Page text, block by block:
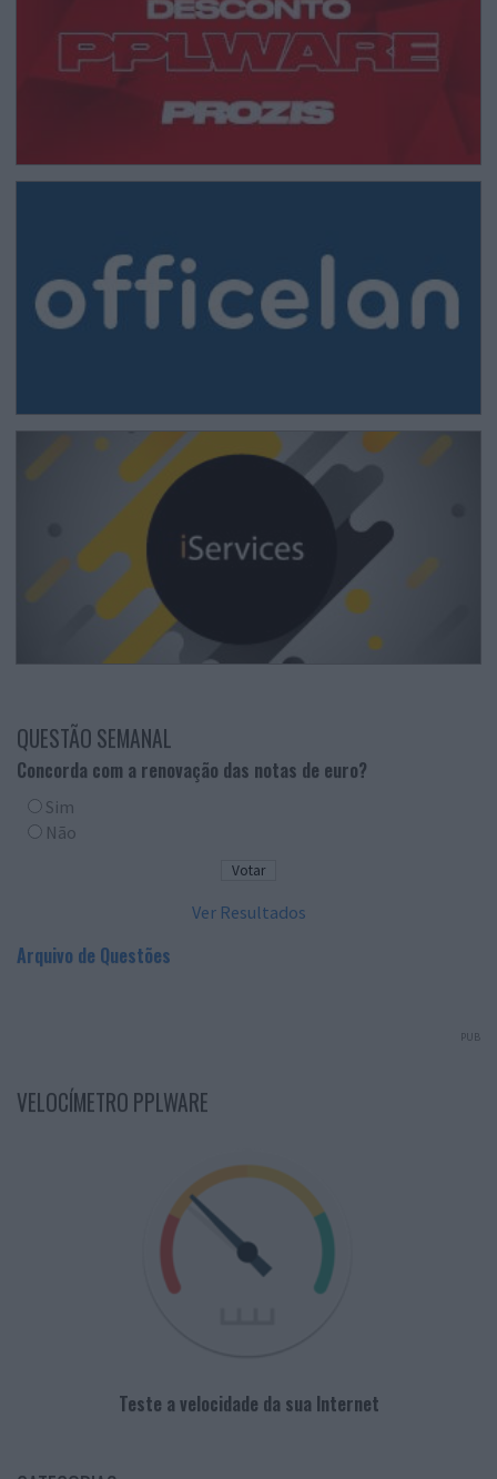
QUESTÃO SEMANAL
Concorda com a renovação das notas de euro?
Sim
Não
Ver Resultados
Arquivo de Questões
PUB
VELOCÍMETRO PPLWARE
Teste a velocidade da sua Internet